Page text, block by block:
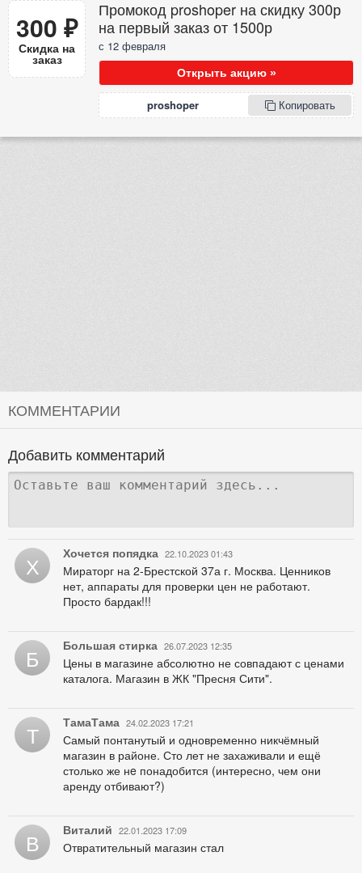
300 ₽
Скидка на
заказ
Промокод proshoper на скидку 300р
на первый заказ от 1500р
с 12 февраля
Открыть акцию »
proshoper Копировать
КОММЕНТАРИИ
Добавить комментарий
Х Хочется попядка 22.10.2023 01:43
Мираторг на 2-Брестской 37а г. Москва. Ценников
нет, аппараты для проверки цен не работают.
Просто бардак!!!
Б Большая стирка 26.07.2023 12:35
Цены в магазине абсолютно не совпадают с ценами
каталога. Магазин в ЖК "Пресня Сити".
Т ТамаТама 24.02.2023 17:21
Самый понтанутый и одновременно никчёмный
магазин в районе. Сто лет не захаживали и ещё
столько же нe понадобится (интересно, чем они
аренду отбивают?)
В Виталий 22.01.2023 17:09
Отвратительный магазин стал